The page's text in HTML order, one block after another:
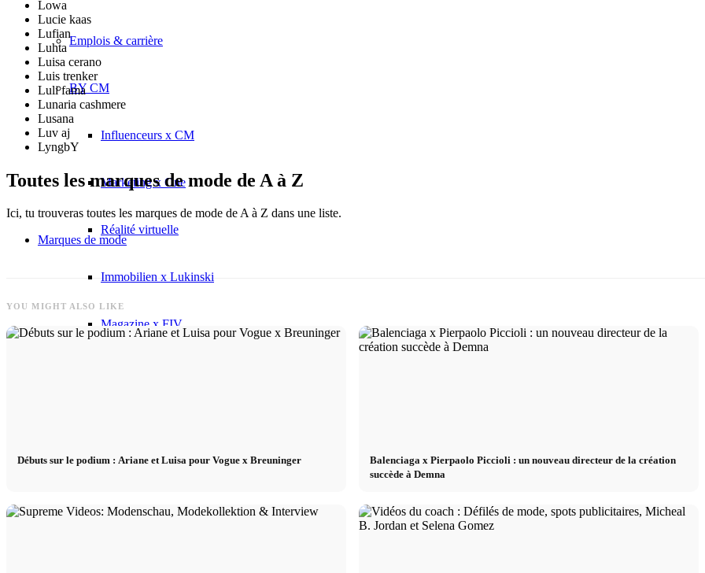
Emplois & carrière
BY CM
Influenceurs x CM
Marketing x One
Réalité virtuelle
Immobilien x Lukinski
Magazine x FIV
Influenceurs x CM
Influenceurs Agence
Lowa
Lucie kaas
Lufian
Luhta
Luisa cerano
Luis trenker
Luli fama
Lunaria cashmere
Lusana
Luv aj
LyngbY
Toutes les marques de mode de A à Z
Ici, tu trouveras toutes les marques de mode de A à Z dans une liste.
Marques de mode
YOU MIGHT ALSO LIKE
Débuts sur le podium : Ariane et Luisa pour Vogue x Breuninger
Balenciaga x Pierpaolo Piccioli : un nouveau directeur de la création
succède à Demna